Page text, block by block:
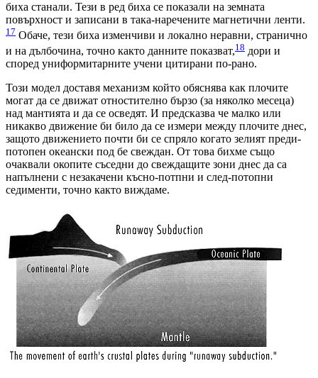
биха станали. Тези в ред биха се показали на земната
повърхност и записани в така-наречените магнетични ленти.
17 Обаче, тези биха изменчиви и локално неравни, странично
и на дълбочина, точно както данните показват,18 дори и
според униформитарните учени цитирани по-рано.
Този модел доставя механизм който обяснява как плочите
могат да се движат отностително бързо (за няколко месеца)
над мантията и да се осведят. И предсказва че малко или
никакво движение би било да се измери между плочите днес,
защото движението почти би се спряло когато зелият преди-
потопен океански под бе свеждан. От това бихме също
очаквали окопите съседни до свеждащите зони днес да са
напълнени с незакачени късно-потпни и след-потопни
седименти, точно както виждаме.